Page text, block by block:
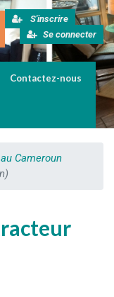
S'inscrire
Se connecter
Contactez-nous
Cameroun